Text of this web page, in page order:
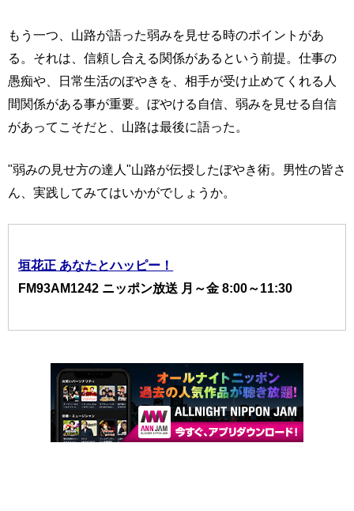
もう一つ、山路が語った弱みを見せる時のポイントがあ
る。それは、信頼し合える関係があるという前提。仕事の
愚痴や、日常生活のぼやきを、相手が受け止めてくれる人
間関係がある事が重要。ぼやける自信、弱みを見せる自信
があってこそだと、山路は最後に語った。
"弱みの見せ方の達人"山路が伝授したぼやき術。男性の皆さ
ん、実践してみてはいかがでしょうか。
垣花正 あなたとハッピー！
FM93AM1242 ニッポン放送 月～金 8:00～11:30